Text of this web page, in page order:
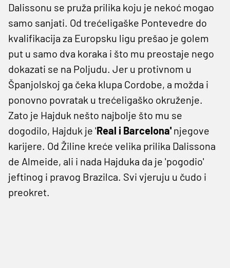
Dalissonu se pruža prilika koju je nekoć mogao
samo sanjati. Od trećeligaške Pontevedre do
kvalifikacija za Europsku ligu prešao je golem
put u samo dva koraka i što mu preostaje nego
dokazati se na Poljudu. Jer u protivnom u
Španjolskoj ga čeka klupa Cordobe, a možda i
ponovno povratak u trećeligaško okruženje.
Zato je Hajduk nešto najbolje što mu se
dogodilo, Hajduk je 'Real i Barcelona' njegove
karijere. Od Žiline kreće velika prilika Dalissona
de Almeide, ali i nada Hajduka da je 'pogodio'
jeftinog i pravog Brazilca. Svi vjeruju u čudo i
preokret.